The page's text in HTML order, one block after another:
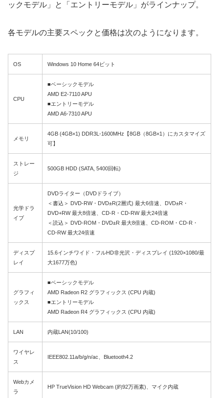
ックモデル」と「エントリーモデル」がラインナップ。
各モデルの主要スペックと価格は次のようになります。
OS Windows 10 Home 64ビット
CPU
■ベーシックモデル
AMD E2-7110 APU
■エントリーモデル
AMD A6-7310 APU
メモリ
4GB (4GB×1) DDR3L-1600MHz【8GB（8GB×1）にカスタマイズ
可】
ストレー
ジ
500GB HDD (SATA, 5400回転)
光学ドラ
イブ
DVDライター（DVDドライブ）
＜書込＞ DVD-RW・DVD±R(2層式) 最大6倍速、DVD±R・
DVD+RW 最大8倍速、CD-R・CD-RW 最大24倍速
＜読込＞ DVD-ROM・DVD±R 最大8倍速、CD-ROM・CD-R・
CD-RW 最大24倍速
ディスプ
レイ
15.6インチワイド・フルHD非光沢・ディスプレイ (1920×1080/最
大1677万色)
グラフィ
ックス
■ベーシックモデル
AMD Radeon R2 グラフィックス (CPU 内蔵)
■エントリーモデル
AMD Radeon R4 グラフィックス (CPU 内蔵)
LAN 内蔵LAN(10/100)
ワイヤレ
ス
IEEE802.11a/b/g/n/ac、Bluetooth4.2
Webカメ
ラ
HP TrueVision HD Webcam (約92万画素)、マイク内蔵